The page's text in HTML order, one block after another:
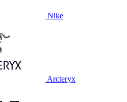
Nike
Arcteryx